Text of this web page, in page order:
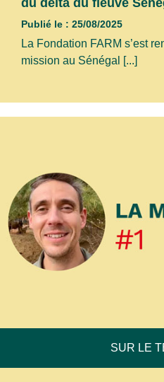
Publié le : 25/08/2025
La Fondation FARM s’est
mission au Sénégal [...]
SUR LE